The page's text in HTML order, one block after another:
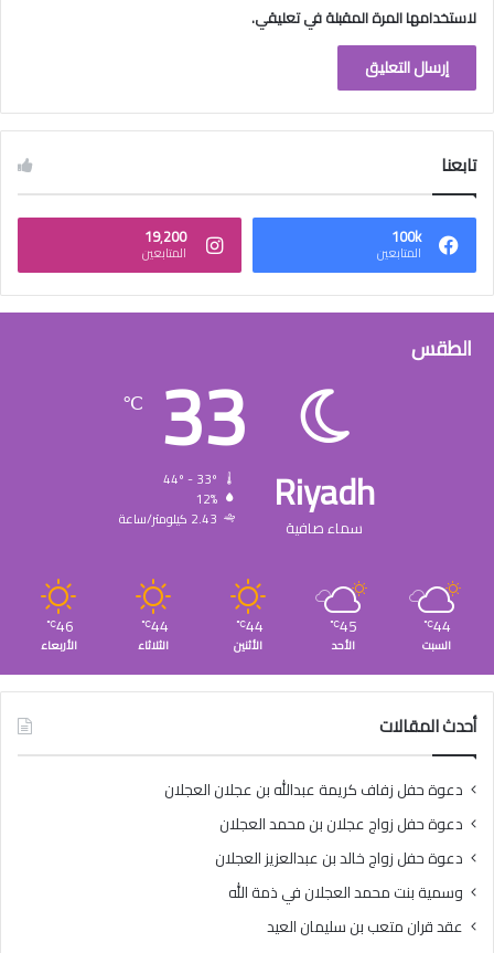
لاستخدامها المرة المقبلة في تعليقي.
تابعنا
100k
المتابعين
19٬200
المتابعين
الطقس
Riyadh
سماء صافية
33
℃
12%
2.43 كيلومتر/ساعة
44
℃
السبت
45
℃
الأحد
44
℃
الأثنين
44
℃
الثلاثاء
46
℃
الأربعاء
أحدث المقالات
دعوة حفل زفاف كريمة عبدالله بن عجلان العجلان
دعوة حفل زواج عجلان بن محمد العجلان
دعوة حفل زواج خالد بن عبدالعزيز العجلان
وسمية بنت محمد العجلان في ذمة الله
عقد قران متعب بن سليمان العيد